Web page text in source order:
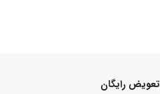
تعویض رایگان